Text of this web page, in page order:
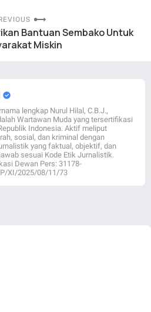
Bantuan Sembako Untuk
Miskin
lengkap Nurul Hilal, C.B.J.,
Wartawan Muda yang tersertifikasi
Indonesia. Aktif meliput
sosial, dan kriminal dengan
yang faktual, objektif, dan
sesuai Kode Etik Jurnalistik.
Dewan Pers: 31178-
XI/2025/08/11/73